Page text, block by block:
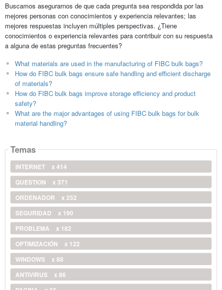
Buscamos asegurarnos de que cada pregunta sea respondida por las
mejores personas con conocimientos y experiencia relevantes; las
mejores respuestas incluyen múltiples perspectivas. ¿Tiene
conocimientos o experiencia relevantes para contribuir con su respuesta
a alguna de estas preguntas frecuentes?
What materials are used in the manufacturing of FIBC bulk bags?
How do FIBC bulk bags ensure safe handling and efficient discharge
of materials?
How do FIBC bulk bags improve storage efficiency and product
safety?
What are the major advantages of using FIBC bulk bags for bulk
material handling?
Temas
INTERNET
x 414
QUESTION
x 371
ORDENADOR
x 252
SEGURIDAD
x 190
PROBLEMA
x 182
OPTIMIZACIÓN
x 122
WINDOWS
x 88
ANTIVIRUS
x 86